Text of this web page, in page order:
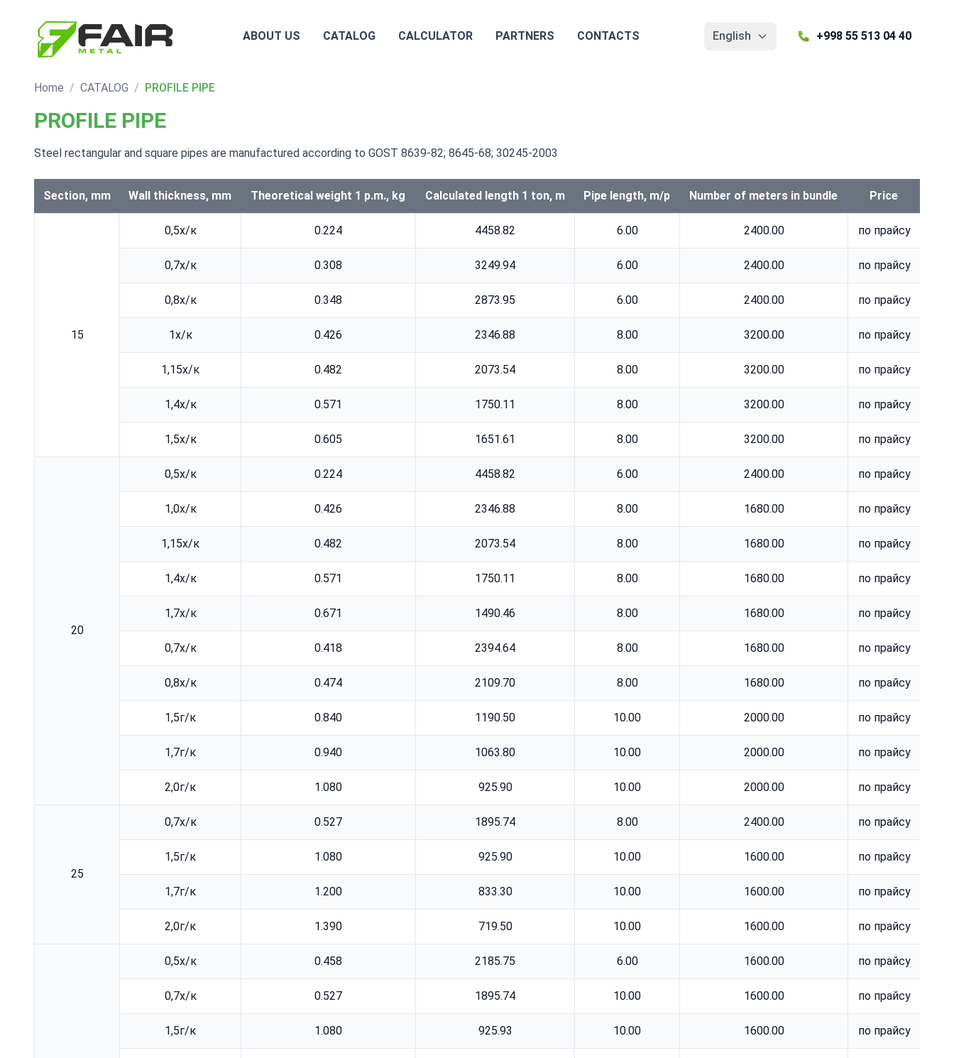
ABOUT US CATALOG CALCULATOR PARTNERS CONTACTS English +998 55 513 04 40
Home / CATALOG / PROFILE PIPE
PROFILE PIPE
Steel rectangular and square pipes are manufactured according to GOST 8639-82; 8645-68; 30245-2003
Section, mm Wall thickness, mm Theoretical weight 1 p.m., kg Calculated length 1 ton, m Pipe length, m/p Number of meters in bundle Price
15
0,5х/к 0.224 4458.82 6.00 2400.00 по прайсу
0,7х/к 0.308 3249.94 6.00 2400.00 по прайсу
0,8х/к 0.348 2873.95 6.00 2400.00 по прайсу
1х/к 0.426 2346.88 8.00 3200.00 по прайсу
1,15х/к 0.482 2073.54 8.00 3200.00 по прайсу
1,4х/к 0.571 1750.11 8.00 3200.00 по прайсу
1,5х/к 0.605 1651.61 8.00 3200.00 по прайсу
20
0,5х/к 0.224 4458.82 6.00 2400.00 по прайсу
1,0х/к 0.426 2346.88 8.00 1680.00 по прайсу
1,15х/к 0.482 2073.54 8.00 1680.00 по прайсу
1,4х/к 0.571 1750.11 8.00 1680.00 по прайсу
1,7х/к 0.671 1490.46 8.00 1680.00 по прайсу
0,7х/к 0.418 2394.64 8.00 1680.00 по прайсу
0,8х/к 0.474 2109.70 8.00 1680.00 по прайсу
1,5г/к 0.840 1190.50 10.00 2000.00 по прайсу
1,7г/к 0.940 1063.80 10.00 2000.00 по прайсу
2,0г/к 1.080 925.90 10.00 2000.00 по прайсу
25
0,7х/к 0.527 1895.74 8.00 2400.00 по прайсу
1,5г/к 1.080 925.90 10.00 1600.00 по прайсу
1,7г/к 1.200 833.30 10.00 1600.00 по прайсу
2,0г/к 1.390 719.50 10.00 1600.00 по прайсу
0,5х/к 0.458 2185.75 6.00 1600.00 по прайсу
0,7х/к 0.527 1895.74 10.00 1600.00 по прайсу
1,5г/к 1.080 925.93 10.00 1600.00 по прайсу